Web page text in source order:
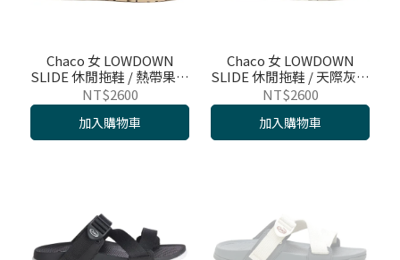
Chaco 女 LOWDOWN
SLIDE 休閒拖鞋 / 熱帶果汁
/ CH-LSW01HK30
NT$2600
加入購物車
Chaco 女 LOWDOWN
SLIDE 休閒拖鞋 / 天際灰藍
/ CH-LSW01HJ22
NT$2600
加入購物車